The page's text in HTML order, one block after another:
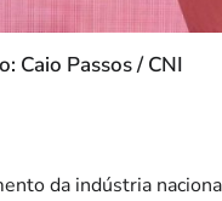
Caio Passos / CNI
da indústria